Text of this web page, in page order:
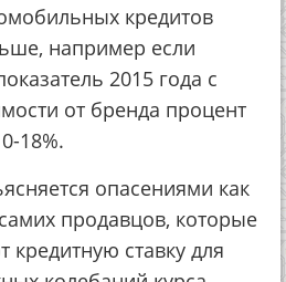
кредитов
например если
2015 года с
от бренда процент
18%.
опасениями как
продавцов, которые
ставку для